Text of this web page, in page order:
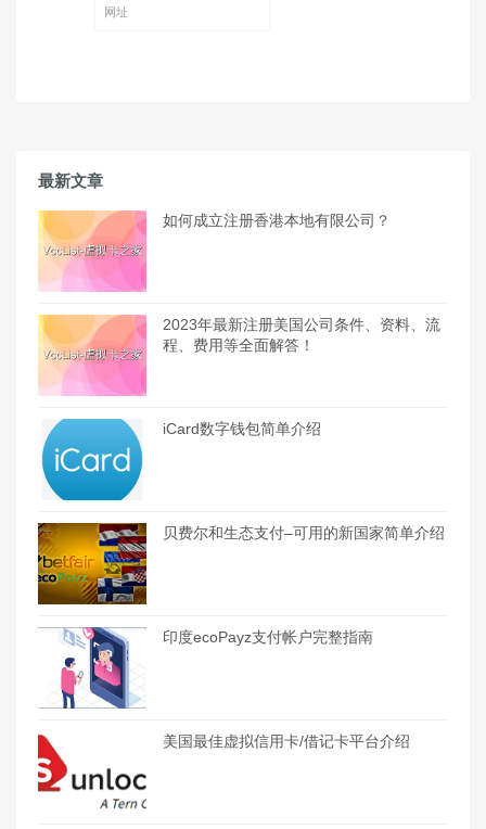
最新文章
如何成立注册香港本地有限公司？
2023年最新注册美国公司条件、资料、流
程、费用等全面解答！
iCard数字钱包简单介绍
贝费尔和生态支付–可用的新国家简单介绍
印度ecoPayz支付帐户完整指南
美国最佳虚拟信用卡/借记卡平台介绍